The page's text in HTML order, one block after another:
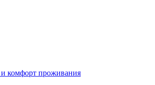
комфорт проживания